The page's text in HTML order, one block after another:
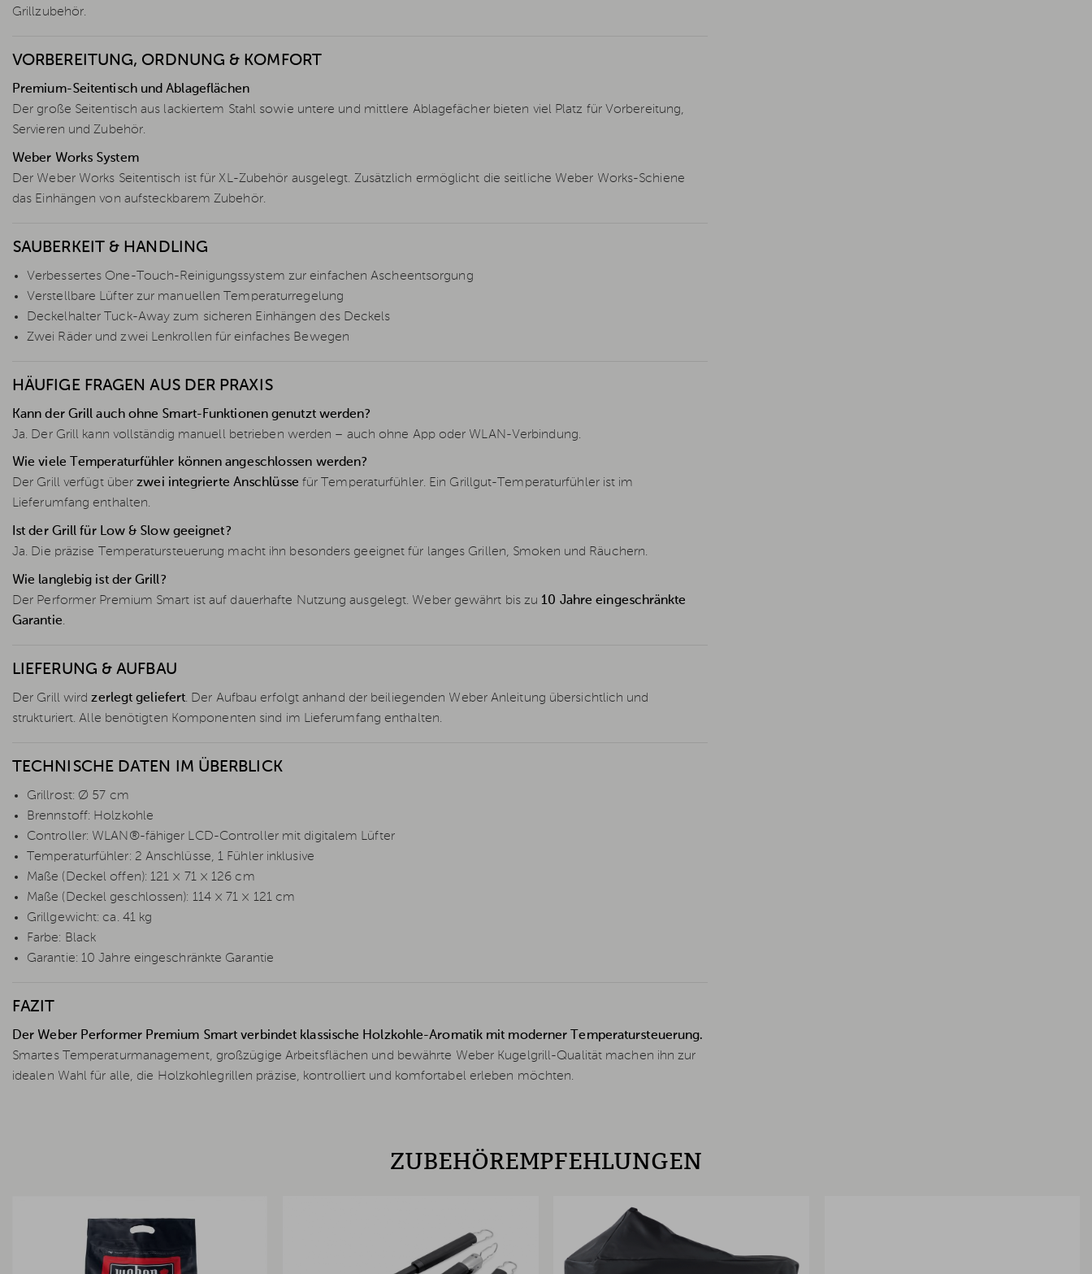
Grillzubehör.
VORBEREITUNG, ORDNUNG & KOMFORT
Premium-Seitentisch und Ablageflächen
Der große Seitentisch aus lackiertem Stahl sowie untere und mittlere Ablagefächer bieten viel Platz für Vorbereitung,
Servieren und Zubehör.
Weber Works System
Der Weber Works Seitentisch ist für XL-Zubehör ausgelegt. Zusätzlich ermöglicht die seitliche Weber Works-Schiene
das Einhängen von aufsteckbarem Zubehör.
SAUBERKEIT & HANDLING
Verbessertes One-Touch-Reinigungssystem zur einfachen Ascheentsorgung
Verstellbare Lüfter zur manuellen Temperaturregelung
Deckelhalter Tuck-Away zum sicheren Einhängen des Deckels
Zwei Räder und zwei Lenkrollen für einfaches Bewegen
HÄUFIGE FRAGEN AUS DER PRAXIS
Kann der Grill auch ohne Smart-Funktionen genutzt werden?
Ja. Der Grill kann vollständig manuell betrieben werden – auch ohne App oder WLAN-Verbindung.
Wie viele Temperaturfühler können angeschlossen werden?
Der Grill verfügt überzwei integrierte Anschlüsse für Temperaturfühler. Ein Grillgut-Temperaturfühler ist im
Lieferumfang enthalten.
Ist der Grill für Low & Slow geeignet?
Ja. Die präzise Temperatursteuerung macht ihn besonders geeignet für langes Grillen, Smoken und Räuchern.
Wie langlebig ist der Grill?
Der Performer Premium Smart ist auf dauerhafte Nutzung ausgelegt. Weber gewährt bis zu 10 Jahre eingeschränkte
Garantie.
LIEFERUNG & AUFBAU
Der Grill wirdzerlegt geliefert. Der Aufbau erfolgt anhand der beiliegenden Weber Anleitung übersichtlich und
strukturiert. Alle benötigten Komponenten sind im Lieferumfang enthalten.
TECHNISCHE DATEN IM ÜBERBLICK
Grillrost: Ø 57 cm
Brennstoff: Holzkohle
Controller: WLAN®-fähiger LCD-Controller mit digitalem Lüfter
Temperaturfühler: 2 Anschlüsse, 1 Fühler inklusive
Maße (Deckel offen): 121 × 71 × 126 cm
Maße (Deckel geschlossen): 114 × 71 × 121 cm
Grillgewicht: ca. 41 kg
Farbe: Black
Garantie: 10 Jahre eingeschränkte Garantie
FAZIT
Der Weber Performer Premium Smart verbindet klassische Holzkohle-Aromatik mit moderner Temperatursteuerung.
Smartes Temperaturmanagement, großzügige Arbeitsflächen und bewährte Weber Kugelgrill-Qualität machen ihn zur
idealen Wahl für alle, die Holzkohlegrillen präzise, kontrolliert und komfortabel erleben möchten.
ZUBEHÖREMPFEHLUNGEN